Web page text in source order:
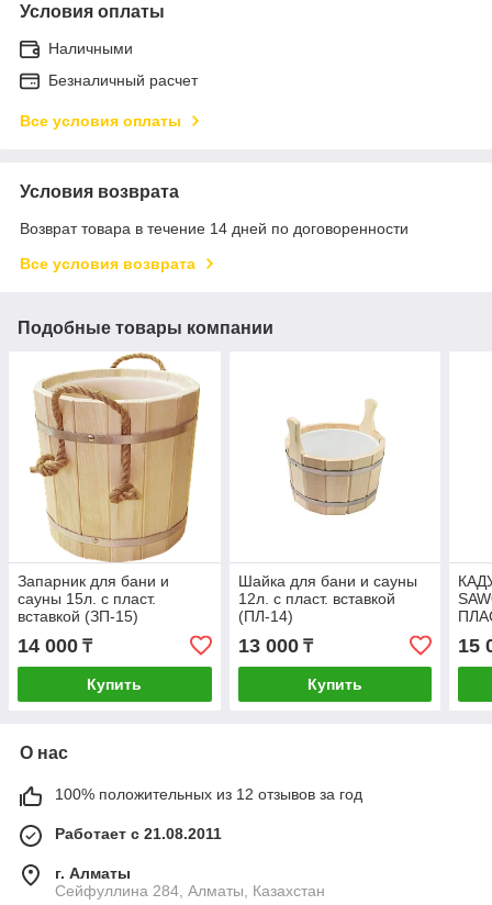
Условия оплаты
Наличными
Безналичный расчет
Все условия оплаты
Условия возврата
Возврат товара в течение 14 дней по договоренности
Все условия возврата
Подобные товары компании
Запарник для бани и
сауны 15л. с пласт.
вставкой (ЗП-15)
14 000 ₸
Купить
Шайка для бани и сауны
12л. с пласт. вставкой
(ПЛ-14)
13 000₸
Купить
15
О нас
100% положительных из 12 отзывов за год
Работает с 21.08.2011
г. Алматы
Сейфуллина 284, Алматы, Казахстан